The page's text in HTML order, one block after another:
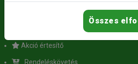
Akció értesítő
Rendeléskövetés
Összes